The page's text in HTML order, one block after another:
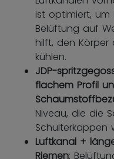
ist optimiert, um
Belüftung auf
hilft, den Körper
kühlen.
JDP-
flachem Profil
Niveau, die die
Schulterkappen
Luftkanal +
Riemen: